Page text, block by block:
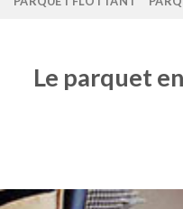
Le parquet